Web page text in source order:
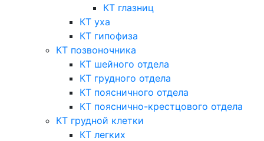
КТ глазниц
КТ уха
КТ гипофиза
КТ позвоночника
КТ шейного отдела
КТ грудного отдела
КТ поясничного отдела
КТ пояснично-крестцового отдела
КТ грудной клетки
КТ легких